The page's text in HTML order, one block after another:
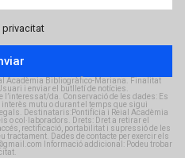
privacitat
Acadèmia Bibliogràfico-Mariana. Finalitat
i enviar el butlletí de notícies.
da. Conservació de les dades: Es
mutu o durant el temps que sigui
Destinataris:Pontifícia i Reial Acadèmia
o col·laboradors. Drets: Dret a retirar el
rectificació, portabilitat i supressió de les
tractament. Dades de contacte per exercir els
Informació addicional: Podeu trobar